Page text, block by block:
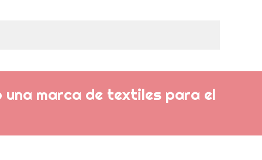
marca de textiles para el